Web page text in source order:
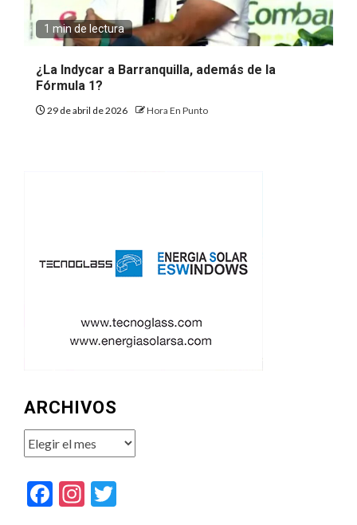
1 min de lectura
¿La Indycar a Barranquilla, además de la
Fórmula 1?
29 de abril de 2026 Hora En Punto
ARCHIVOS
Archivos
Facebook
Instagram